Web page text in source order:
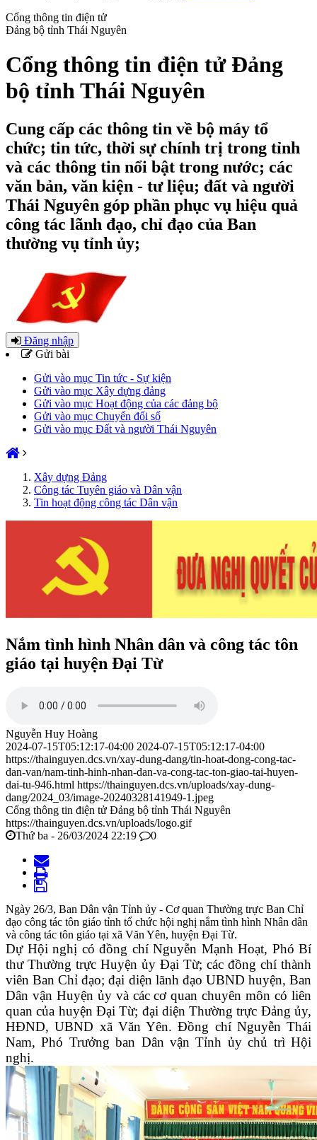
Cổng thông tin điện tử
Đảng bộ tỉnh Thái Nguyên
Cổng thông tin điện tử Đảng
bộ tỉnh Thái Nguyên
Cung cấp các thông tin về bộ máy tổ
chức; tin tức, thời sự chính trị trong tỉnh
và các thông tin nổi bật trong nước; các
văn bản, văn kiện - tư liệu; đất và người
Thái Nguyên góp phần phục vụ hiệu quả
công tác lãnh đạo, chỉ đạo của Ban
thường vụ tỉnh ủy;
Đăng nhập
Gửi bài
Gửi vào mục Tin tức - Sự kiện
Gửi vào mục Xây dựng đảng
Gửi vào mục Hoạt động của các đảng bộ
Gửi vào mục Chuyển đổi số
Gửi vào mục Đất và người Thái Nguyên
Xây dựng Đảng
Công tác Tuyên giáo và Dân vận
Tin hoạt động công tác Dân vận
Nắm tình hình Nhân dân và công tác tôn
giáo tại huyện Đại Từ
Nguyễn Huy Hoàng
2024-07-15T05:12:17-04:00 2024-07-15T05:12:17-04:00
https://thainguyen.dcs.vn/xay-dung-dang/tin-hoat-dong-cong-tac-
dan-van/nam-tinh-hinh-nhan-dan-va-cong-tac-ton-giao-tai-huyen-
dai-tu-946.html https://thainguyen.dcs.vn/uploads/xay-dung-
dang/2024_03/image-20240328141949-1.jpeg
Cổng thông tin điện tử Đảng bộ tỉnh Thái Nguyên
https://thainguyen.dcs.vn/uploads/logo.gif
Thứ ba - 26/03/2024 22:19
0
Ngày 26/3, Ban Dân vận Tỉnh ủy - Cơ quan Thường trực Ban Chỉ
đạo công tác tôn giáo tỉnh tổ chức hội nghị nắm tình hình Nhân dân
và công tác tôn giáo tại xã Văn Yên, huyện Đại Từ.
Dự Hội nghị có đồng chí Nguyễn Mạnh Hoạt, Phó Bí
thư Thường trực Huyện ủy Đại Từ; các đồng chí thành
viên Ban Chỉ đạo; đại diện lãnh đạo UBND huyện, Ban
Dân vận Huyện ủy và các cơ quan chuyên môn có liên
quan của huyện Đại Từ; đại diện Thường trực Đảng ủy,
HĐND, UBND xã Văn Yên. Đồng chí Nguyễn Thái
Nam, Phó Trưởng ban Dân vận Tỉnh ủy chủ trì Hội
nghị.